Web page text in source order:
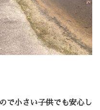
で小さい子供でも安心し